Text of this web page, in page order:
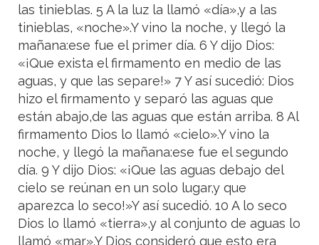
las tinieblas. 5 A la luz la llamó «día»,y a las
tinieblas, «noche».Y vino la noche, y llegó la
mañana:ese fue el primer día. 6 Y dijo Dios:
«¡Que exista el firmamento en medio de las
aguas, y que las separe!» 7 Y así sucedió: Dios
hizo el firmamento y separó las aguas que
están abajo,de las aguas que están arriba. 8 Al
firmamento Dios lo llamó «cielo».Y vino la
noche, y llegó la mañana:ese fue el segundo
día. 9 Y dijo Dios: «¡Que las aguas debajo del
cielo se reúnan en un solo lugar,y que
aparezca lo seco!»Y así sucedió. 10 A lo seco
Dios lo llamó «tierra»,y al conjunto de aguas lo
llamó «mar».Y Dios consideró que esto era